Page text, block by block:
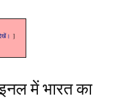
में भारत का